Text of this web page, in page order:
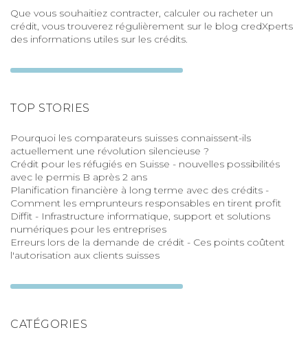
Que vous souhaitiez contracter, calculer ou racheter un
crédit, vous trouverez régulièrement sur le blog credXperts
des informations utiles sur les crédits.
TOP STORIES
Pourquoi les comparateurs suisses connaissent-ils
actuellement une révolution silencieuse ?
Crédit pour les réfugiés en Suisse - nouvelles possibilités
avec le permis B après 2 ans
Planification financière à long terme avec des crédits -
Comment les emprunteurs responsables en tirent profit
Diffit - Infrastructure informatique, support et solutions
numériques pour les entreprises
Erreurs lors de la demande de crédit - Ces points coûtent
l'autorisation aux clients suisses
CATÉGORIES